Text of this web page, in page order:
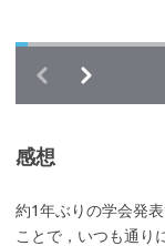
感想
約1年ぶりの学会発
ことで，いつも通り